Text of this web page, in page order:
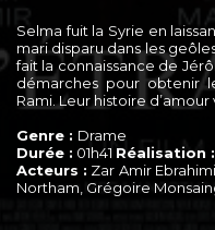
Selma fuit la Syrie en
mari disparu dans les
fait la connaissance de
démarches pour obtenir
Rami. Leur histoire
Genre : Drame
Durée : 01h41 Réalisation :
Acteurs : Zar Amir
Northam, Grégoire